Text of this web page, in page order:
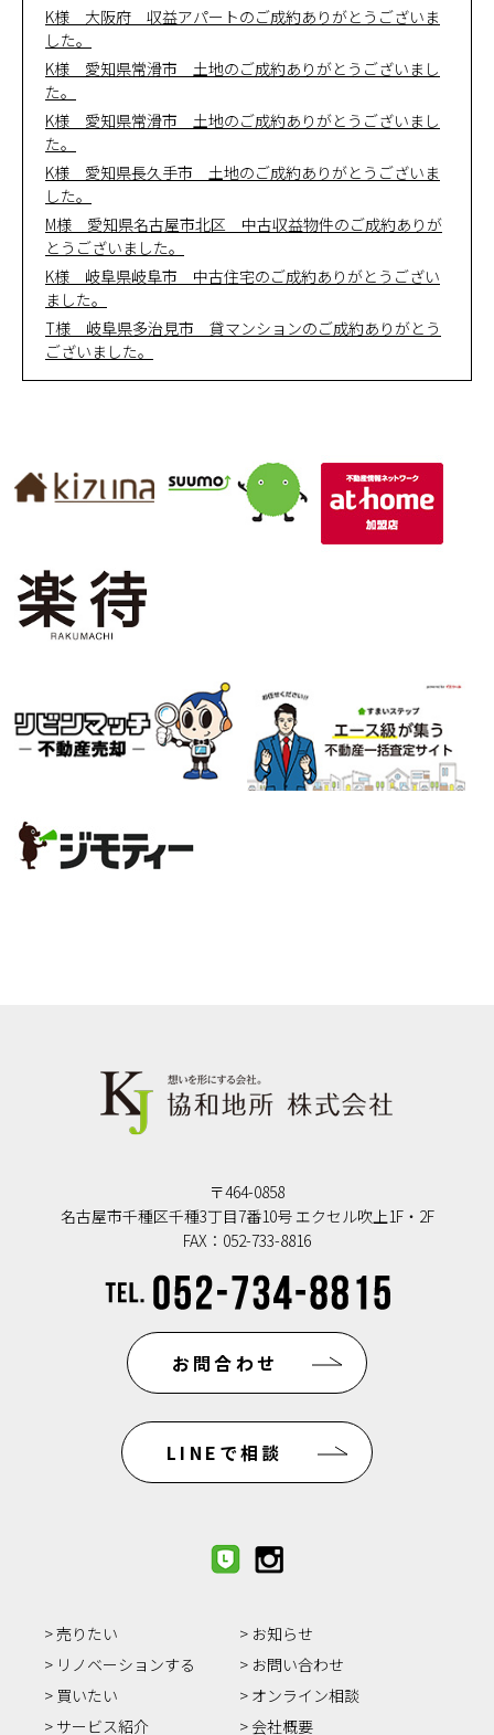
K様 大阪府 収益アパートのご成約ありがとうございま
した。
K様 愛知県常滑市 土地のご成約ありがとうございまし
た。
K様 愛知県常滑市 土地のご成約ありがとうございまし
た。
K様 愛知県長久手市 土地のご成約ありがとうございま
した。
M様 愛知県名古屋市北区 中古収益物件のご成約ありが
とうございました。
K様 岐阜県岐阜市 中古住宅のご成約ありがとうござい
ました。
T様 岐阜県多治見市 貸マンションのご成約ありがとう
ございました。
〒464-0858
名古屋市千種区千種3丁目7番10号 エクセル吹上1F・2F
FAX：052-733-8816
お問合わせ
LINEで相談
売りたい
リノベーションする
買いたい
サービス紹介
お知らせ
お問い合わせ
オンライン相談
会社概要